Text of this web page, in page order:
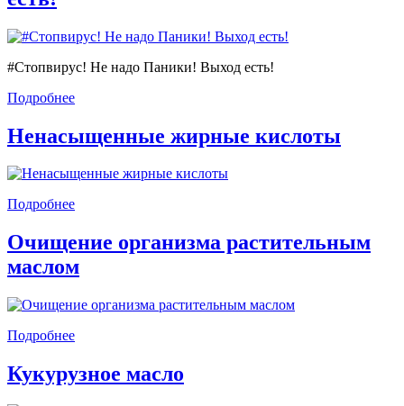
#Стопвирус! Не надо Паники! Выход есть!
Подробнее
Ненасыщенные жирные кислоты
Подробнее
Очищение организма растительным
маслом
Подробнее
Кукурузное масло